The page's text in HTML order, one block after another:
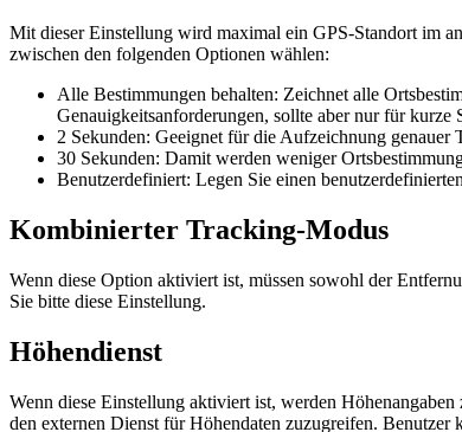
Mit dieser Einstellung wird maximal ein GPS-Standort im
zwischen den folgenden Optionen wählen:
Alle Bestimmungen behalten: Zeichnet alle
Genauigkeitsanforderungen, sollte aber nur für kurze
2 Sekunden: Geeignet für die Aufzeichnung genauer
30 Sekunden: Damit werden weniger
Benutzerdefiniert: Legen Sie einen
Kombinierter Tracking-Modus
Wenn diese Option aktiviert ist, müssen sowohl der
Sie bitte diese Einstellung.
Höhendienst
Wenn diese Einstellung aktiviert ist, werden
den externen Dienst für Höhendaten zuzugreifen.